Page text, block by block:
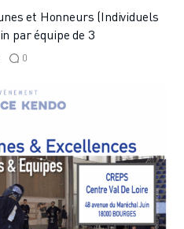
et Honneurs (Individuels
par équipe de 3
0